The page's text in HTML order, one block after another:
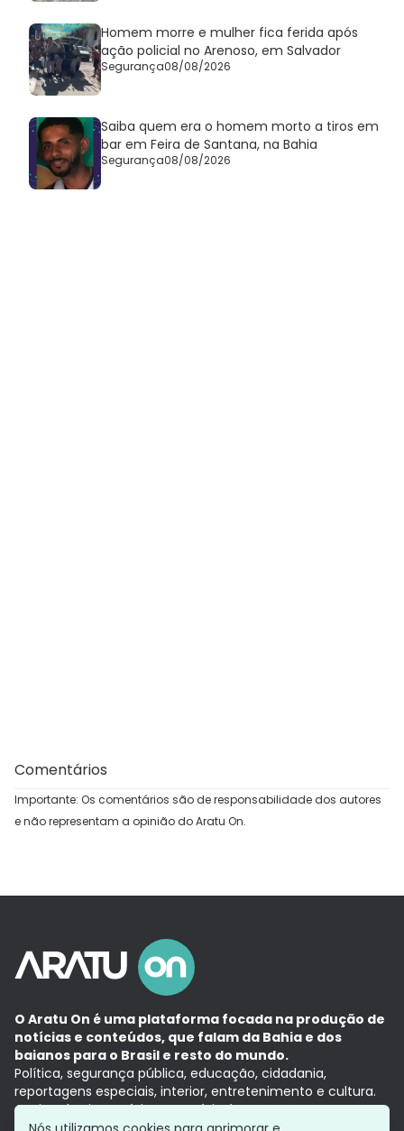
Homem morre e mulher fica ferida após
ação policial no Arenoso, em Salvador
Segurança08/08/2026
Saiba quem era o homem morto a tiros em
bar em Feira de Santana, na Bahia
Segurança08/08/2026
Comentários
Importante: Os comentários são de responsabilidade dos autores
e não representam a opinião do Aratu On.
O Aratu On é uma plataforma focada na produção de
notícias e conteúdos, que falam da Bahia e dos
baianos para o Brasil e resto do mundo.
Política, segurança pública, educação, cidadania,
reportagens especiais, interior, entretenimento e cultura.
Aqui, tudo vira notícia e a notícia é no tempo presente,
com a credibilidade do Grupo Aratu.